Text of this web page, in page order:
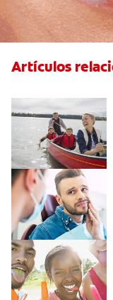
Artículos